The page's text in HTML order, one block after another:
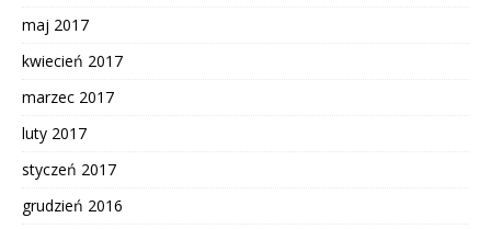
maj 2017
kwiecień 2017
marzec 2017
luty 2017
styczeń 2017
grudzień 2016